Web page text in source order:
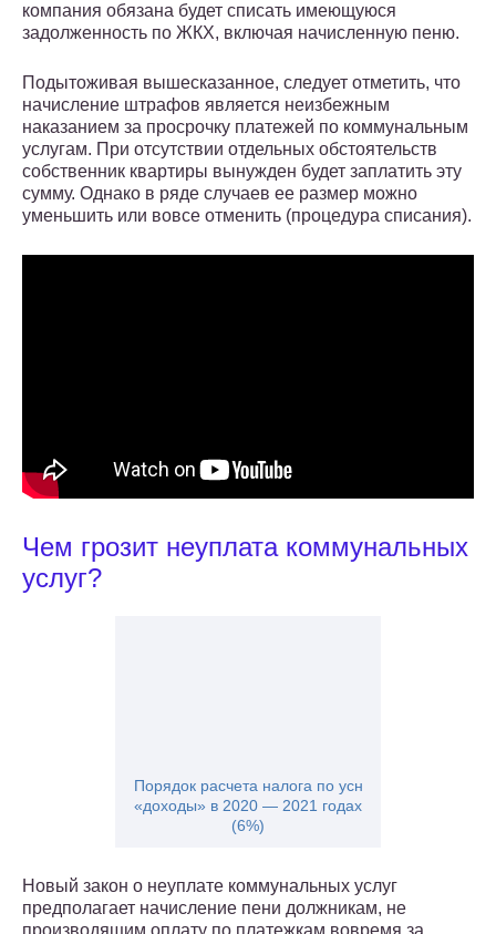
компания обязана будет списать имеющуюся
задолженность по ЖКХ, включая начисленную пеню.
Подытоживая вышесказанное, следует отметить, что
начисление штрафов является неизбежным
наказанием за просрочку платежей по коммунальным
услугам. При отсутствии отдельных обстоятельств
собственник квартиры вынужден будет заплатить эту
сумму. Однако в ряде случаев ее размер можно
уменьшить или вовсе отменить (процедура списания).
Чем грозит неуплата коммунальных
услуг?
Порядок расчета налога по усн
«доходы» в 2020 — 2021 годах
(6%)
Новый закон о неуплате коммунальных услуг
предполагает начисление пени должникам, не